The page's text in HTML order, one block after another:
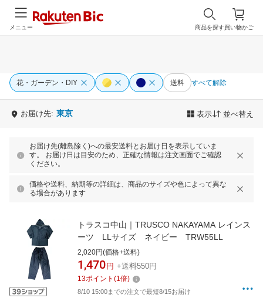
買い物かご
商品を探す
メニュー
花・ガーデン・DIY 送料 すべて解除
お届け先: 東京 表示 並べ替え
お届け先(離島除く)への最安送料とお届け日を表示していま
す。 お届け日は目安のため、正確な情報は注文画面でご確認
ください。
価格や送料、納期等の詳細は、商品のサイズや色によって異な
る場合があります
トラスコ中山｜TRUSCO NAKAYAMA レインス
ーツ LLサイズ ネイビー TRW55LL
2,020円(価格+送料)
1,470 円 +送料550円
13ポイント (1倍)
8/10 15:00までの注文で最短8/15お届け